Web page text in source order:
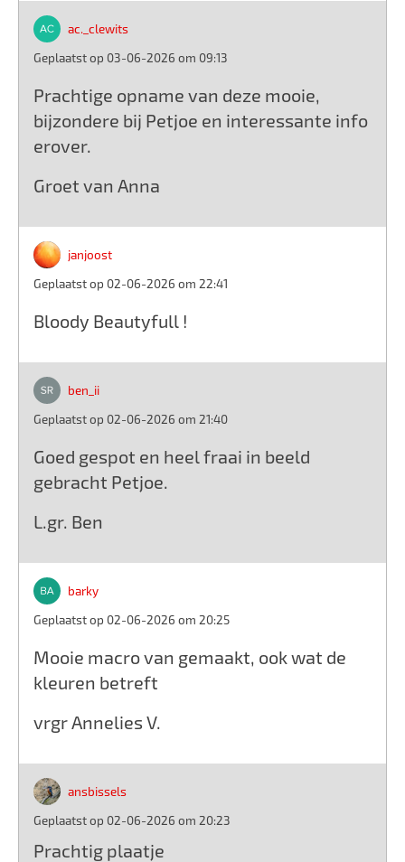
ac._clewits
Geplaatst op 03-06-2026 om 09:13
Prachtige opname van deze mooie,
bijzondere bij Petjoe en interessante info
erover.
Groet van Anna
janjoost
Geplaatst op 02-06-2026 om 22:41
Bloody Beautyfull !
ben_ii
Geplaatst op 02-06-2026 om 21:40
Goed gespot en heel fraai in beeld
gebracht Petjoe.
L.gr. Ben
barky
Geplaatst op 02-06-2026 om 20:25
Mooie macro van gemaakt, ook wat de
kleuren betreft
vrgr Annelies V.
ansbissels
Geplaatst op 02-06-2026 om 20:23
Prachtig plaatje